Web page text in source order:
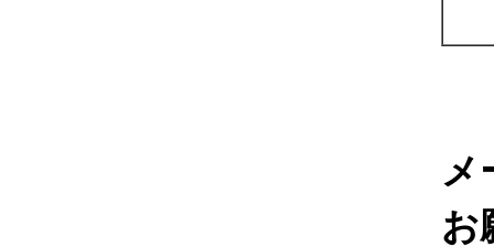
メ
お